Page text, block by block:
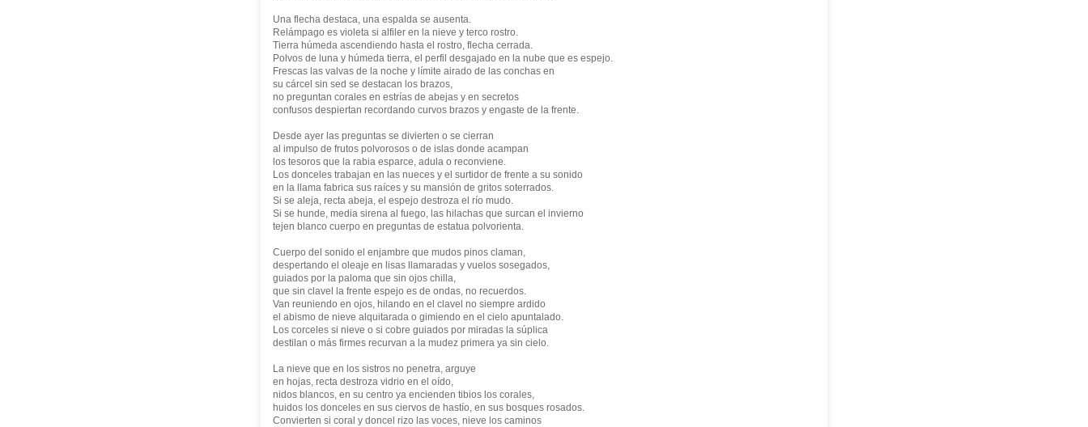
Una flecha destaca, una espalda se ausenta.
Relámpago es violeta si alfiler en la nieve y terco rostro.
Tierra húmeda ascendiendo hasta el rostro, flecha cerrada.
Polvos de luna y húmeda tierra, el perfil desgajado en la nube que es espejo.
Frescas las valvas de la noche y límite airado de las conchas en
su cárcel sin sed se destacan los brazos,
no preguntan corales en estrías de abejas y en secretos
confusos despiertan recordando curvos brazos y engaste de la frente.
Desde ayer las preguntas se divierten o se cierran
al impulso de frutos polvorosos o de islas donde acampan
los tesoros que la rabia esparce, adula o reconviene.
Los donceles trabajan en las nueces y el surtidor de frente a su sonido
en la llama fabrica sus raíces y su mansión de gritos soterrados.
Si se aleja, recta abeja, el espejo destroza el río mudo.
Si se hunde, media sirena al fuego, las hilachas que surcan el invierno
tejen blanco cuerpo en preguntas de estatua polvorienta.
Cuerpo del sonido el enjambre que mudos pinos claman,
despertando el oleaje en lisas llamaradas y vuelos sosegados,
guiados por la paloma que sin ojos chilla,
que sin clavel la frente espejo es de ondas, no recuerdos.
Van reuniendo en ojos, hilando en el clavel no siempre ardido
el abismo de nieve alquitarada o gimiendo en el cielo apuntalado.
Los corceles si nieve o si cobre guiados por miradas la súplica
destilan o más firmes recurvan a la mudez primera ya sin cielo.
La nieve que en los sistros no penetra, arguye
en hojas, recta destroza vidrio en el oído,
nidos blancos, en su centro ya encienden tibios los corales,
huidos los donceles en sus ciervos de hastío, en sus bosques rosados.
Convierten si coral y doncel rizo las voces, nieve los caminos